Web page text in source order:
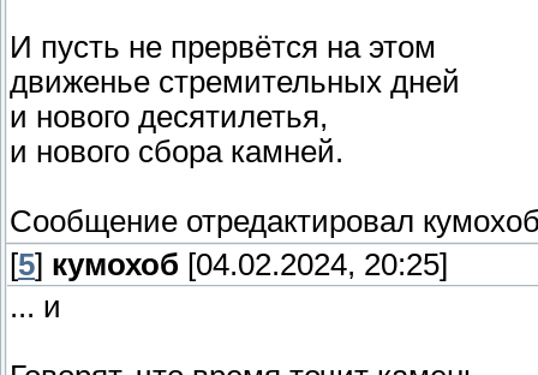
И пусть не прервётся на этом
движенье стремительных дней
и нового десятилетья,
и нового сбора камней.
Сообщение отредактировал
[5] кумохоб [04.02.2024, 20:25]
... и